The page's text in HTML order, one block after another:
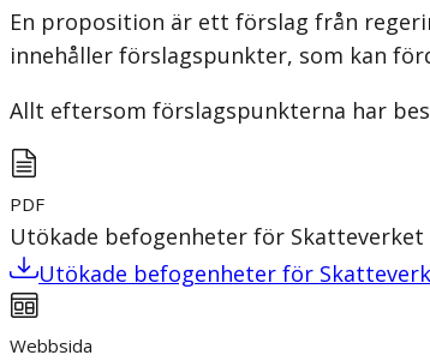
En proposition är ett förslag från
innehåller förslagspunkter, som kan
Allt eftersom förslagspunkterna har
PDF
Utökade befogenheter för
Utökade befogenheter för
Webbsida